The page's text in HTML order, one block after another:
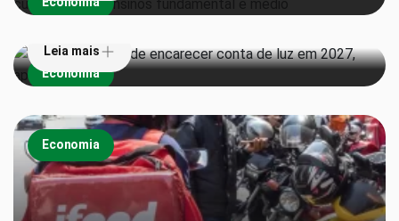
Economia
aponta estudo
Leia mais
Economia